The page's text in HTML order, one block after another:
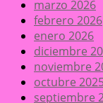
marzo 2026
febrero 2026
enero 2026
diciembre
noviembre
octubre
septiembre